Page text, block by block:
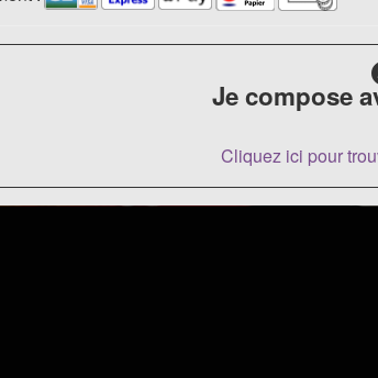
Je compose
Cliquez ici pour